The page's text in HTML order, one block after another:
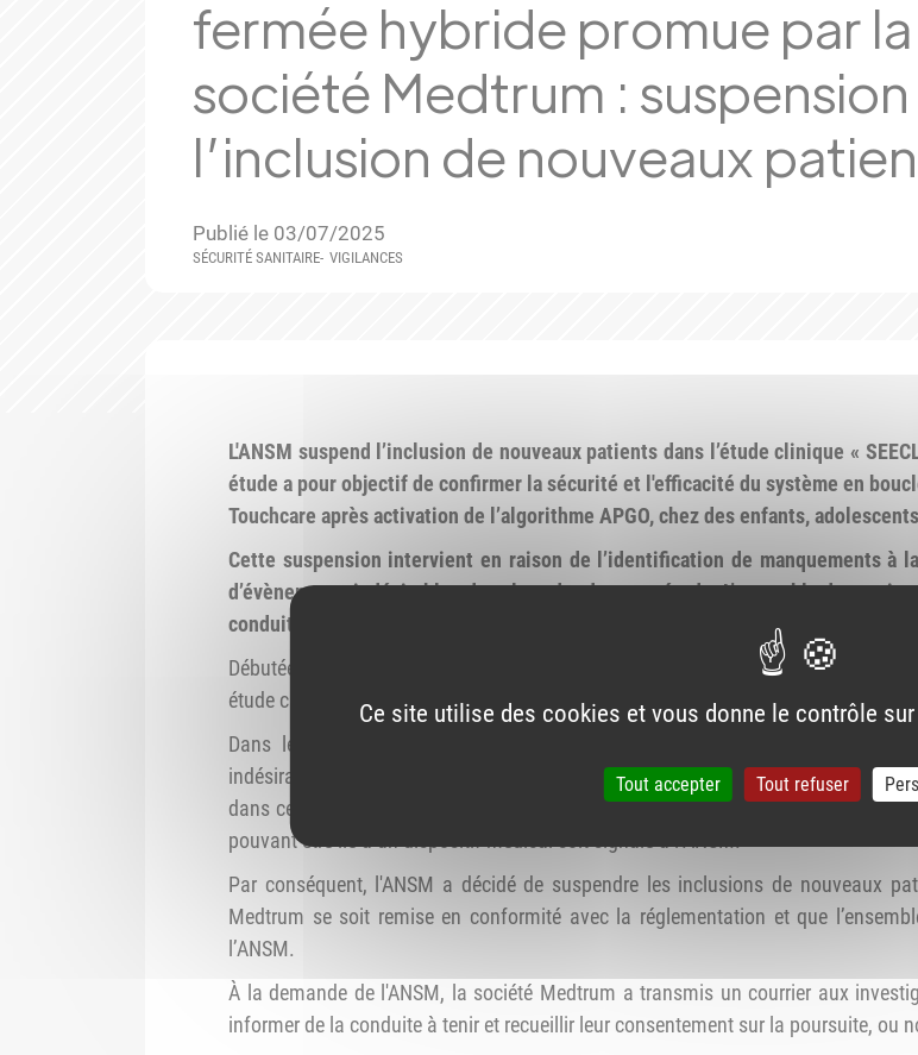
fermée hybride promue par la
société Medtrum :
l’inclusion de nouveaux
Publié le 03/07/2025
SÉCURITÉ SANITAIRE VIGILANCES
L'ANSM suspend l’inclusion de nouveaux patients dans l’étude clinique «
étude a pour objectif de confirmer la sécurité et l'efficacité du système en
Touchcare après activation de l’algorithme APGO, chez des enfants,
Cette suspension intervient en raison de l’identification de manquements à
d’évènements indésirables dans le cadre de cette étude. L’ensemble des
conduite à tenir.
Débutée en avril 2024 dans plusieurs centres en France, environ 160 patients
étude clinique.
Dans le cadre de la surveillance de l'ANSM du marché des dispositifs
indésirables pouvant être qualifiés de graves, notamment des cas
dans cette étude n’avaient pas été déclarés par le fabricant. Or, la
pouvant être lié à un dispositif médical soit signalé à l’ANSM.
Par conséquent, l'ANSM a décidé de suspendre les inclusions de nouveaux
Medtrum se soit remise en conformité avec la réglementation et que
l’ANSM.
À la demande de l'ANSM, la société Medtrum a transmis un courrier aux
informer de la conduite à tenir et recueillir leur consentement sur la poursuite, ou
Ce site utilise des cookies et vous donne le contrôle
Tout accepter Tout refuser